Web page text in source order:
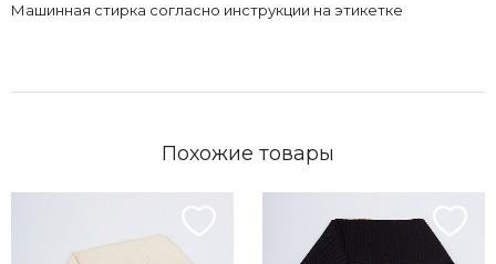
Машинная стирка согласно инструкции на этикетке
Похожие товары